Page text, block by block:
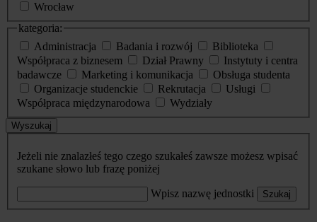
Wrocław
kategoria:
Administracja
Badania i rozwój
Biblioteka
Współpraca z biznesem
Dział Prawny
Instytuty i centra
badawcze
Marketing i komunikacja
Obsługa studenta
Organizacje studenckie
Rekrutacja
Usługi
Współpraca międzynarodowa
Wydziały
Wyszukaj
Jeżeli nie znalazłeś tego czego szukałeś zawsze możesz wpisać
szukane słowo lub frazę poniżej
Wpisz nazwę jednostki Szukaj